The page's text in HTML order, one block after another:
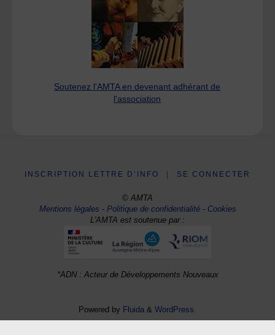
Soutenez l'AMTA en devenant adhérant de
l'association
INSCRIPTION LETTRE D’INFO SE CONNECTER
© AMTA
Mentions légales -Politique de confidentialité- Cookies
L'AMTA est soutenue par :
*ADN : Acteur de Développements Nouveaux
Powered by Fluida & WordPress.